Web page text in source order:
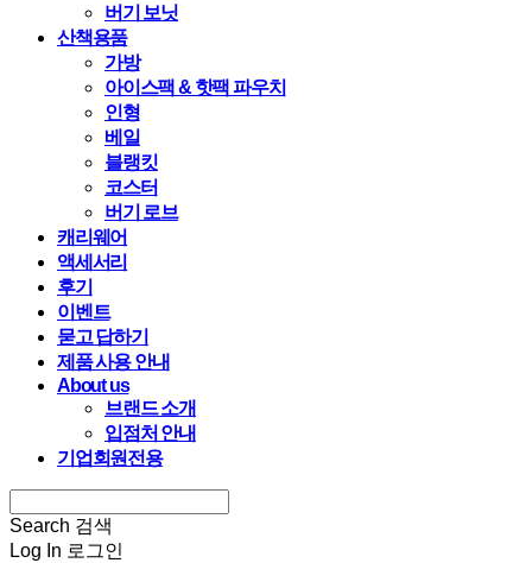
버기 보닛
산책용품
가방
아이스팩 & 핫팩 파우치
인형
베일
블랭킷
코스터
버기 로브
캐리웨어
액세서리
후기
이벤트
묻고 답하기
제품 사용 안내
About us
브랜드 소개
입점처 안내
기업회원전용
Search 검색
Log In 로그인